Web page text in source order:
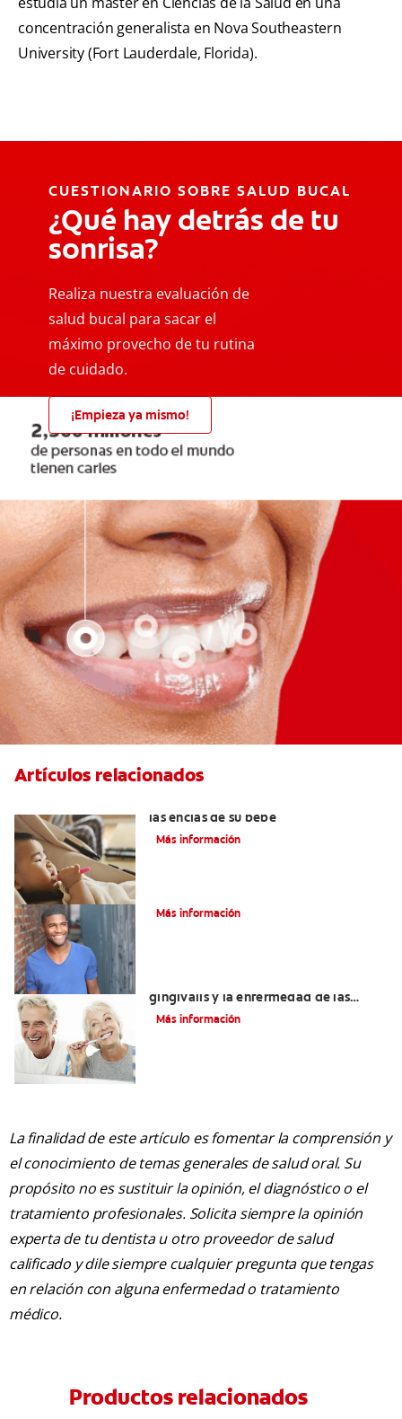
concentración generalista en Nova Southeastern
University (Fort Lauderdale, Florida).
CUESTIONARIO SOBRE SALUD BUCAL
¿Qué hay detrás de tu
sonrisa?
Realiza nuestra evaluación de
salud bucal para sacar el
máximo provecho de tu rutina
de cuidado.
¡Empieza ya mismo!
Artículos relacionados
las encías de su bebé
Más información
Más información
gingivalis y la enfermedad de las
encías
Más información
La finalidad de este artículo es fomentar la comprensión y
el conocimiento de temas generales de salud oral. Su
propósito no es sustituir la opinión, el diagnóstico o el
tratamiento profesionales. Solicita siempre la opinión
experta de tu dentista u otro proveedor de salud
calificado y dile siempre cualquier pregunta que tengas
en relación con alguna enfermedad o tratamiento
médico.
Productos relacionados